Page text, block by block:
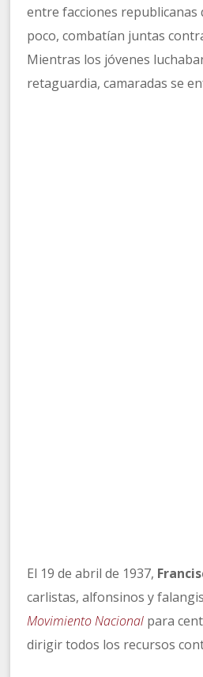
entre facciones republicanas
poco, combatían juntas
Mientras los jóvenes
retaguardia, camaradas se
El 19 de abril de 1937,
carlistas, alfonsinos y
Movimiento Nacional para
dirigir todos los recursos